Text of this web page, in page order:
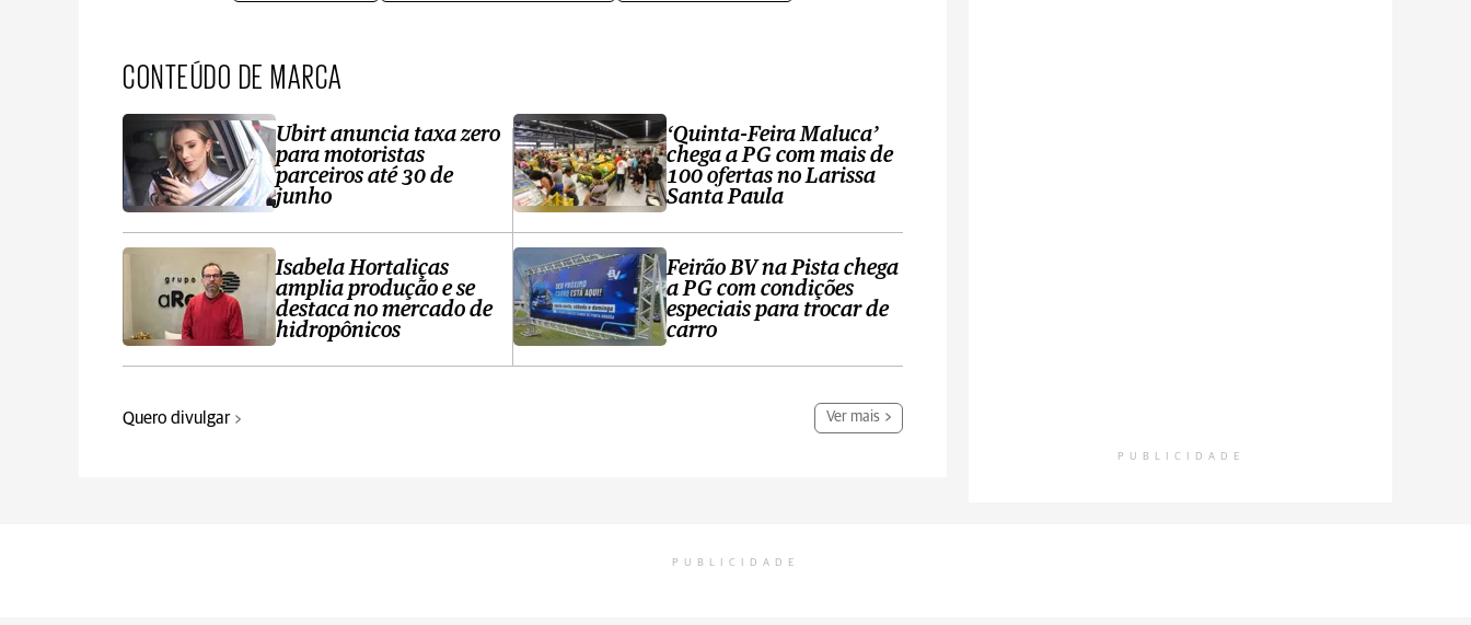
CONTEÚDO DE MARCA
Ubirt anuncia taxa zero
para motoristas
parceiros até 30 de
junho
Isabela Hortaliças
amplia produção e se
destaca no mercado de
hidropônicos
‘Quinta-Feira Maluca’
chega a PG com mais de
100 ofertas no Larissa
Santa Paula
Feirão BV na Pista chega
a PG com condições
especiais para trocar de
carro
Quero divulgar Ver mais
PUBLICIDADE
PUBLICIDADE